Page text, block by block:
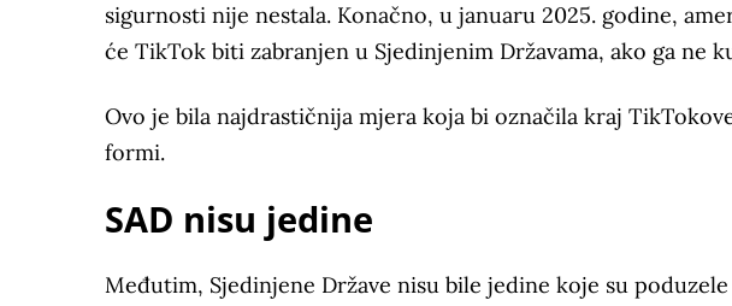
sigurnosti nije nestala. Konačno, u januaru 2025. godine,
će TikTok biti zabranjen u Sjedinjenim Državama, ako ga ne
Ovo je bila najdrastičnija mjera koja bi označila kraj
formi.
SAD nisu jedine
Međutim, Sjedinjene Države nisu bile jedine koje su